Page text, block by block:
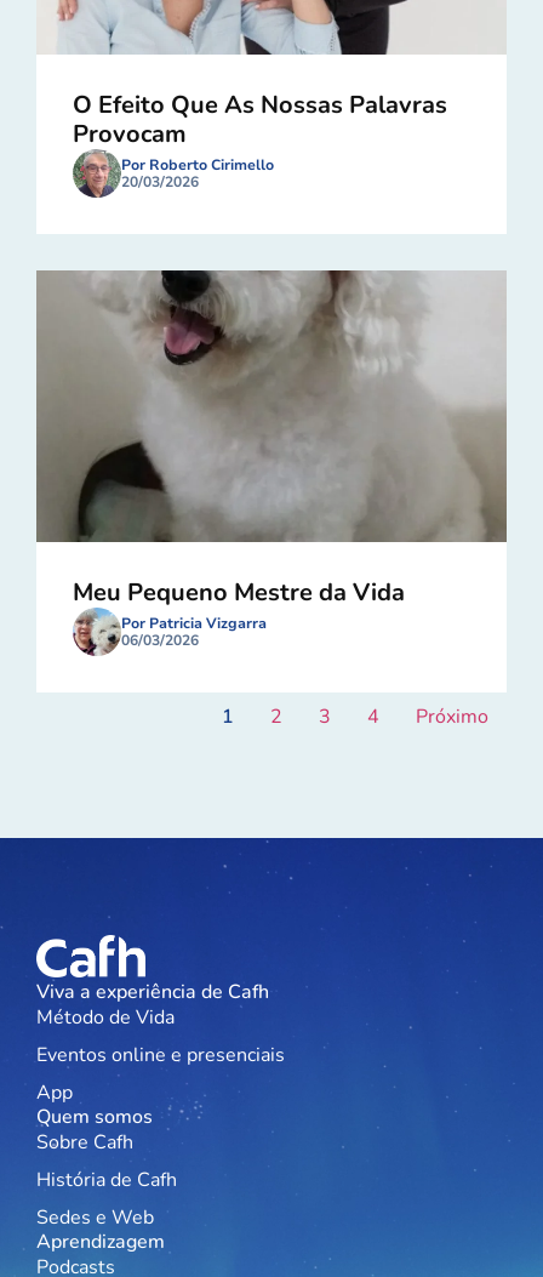
O Efeito Que As Nossas Palavras
Provocam
Por Roberto Cirimello
20/03/2026
Meu Pequeno Mestre da Vida
Por Patricia Vizgarra
06/03/2026
1 2 3 4 Próximo
Viva a experiência de Cafh
Método de Vida
Eventos online e presenciais
App
Quem somos
Sobre Cafh
História de Cafh
Sedes e Web
Aprendizagem
Podcasts